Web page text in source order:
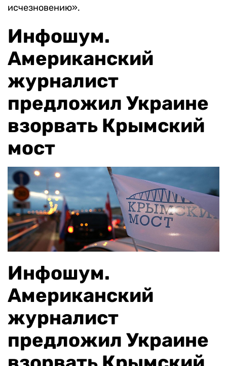
исчезновению».
Инфошум.
Американский
журналист
предложил Украине
взорвать Крымский
мост
Инфошум.
Американский
журналист
предложил Украине